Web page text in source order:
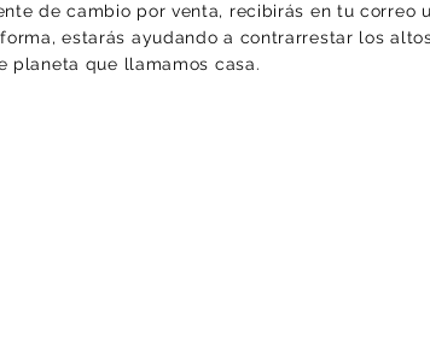
de cambio por venta, recibirás en tu
estarás ayudando a contrarrestar los
planeta que llamamos casa.